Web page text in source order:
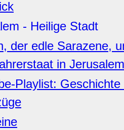
- Heilige Stadt
der edle Sarazene,
in Jerusalem
Playlist: Geschichte